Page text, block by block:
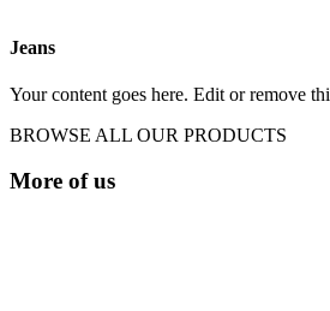
Jeans
Your content goes here. Edit or remove
BROWSE ALL OUR PRODUCTS
More of us